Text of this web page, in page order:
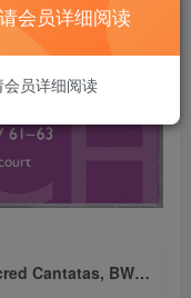
Nikolaus Harnoncourt – Bach： Sacred Cantatas, BWV 61 – 63【44.1kHz／16bit】法国区
会员详细阅读
员详细阅读